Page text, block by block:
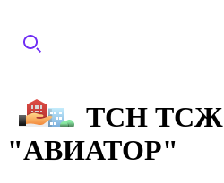
ТСН ТСЖ
"АВИАТОР"